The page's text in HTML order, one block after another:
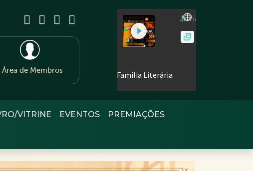
Área de Membros
VITRINE EVENTOS PREMIAÇÕES